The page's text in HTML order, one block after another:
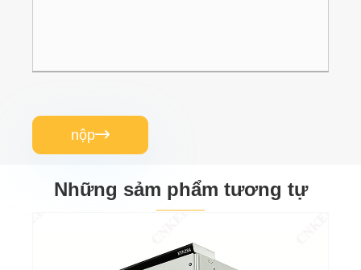
nộp
Những sảm phẩm tương tự
XGN2-12 Loại hộp Thiết bị đóng cắt cố định